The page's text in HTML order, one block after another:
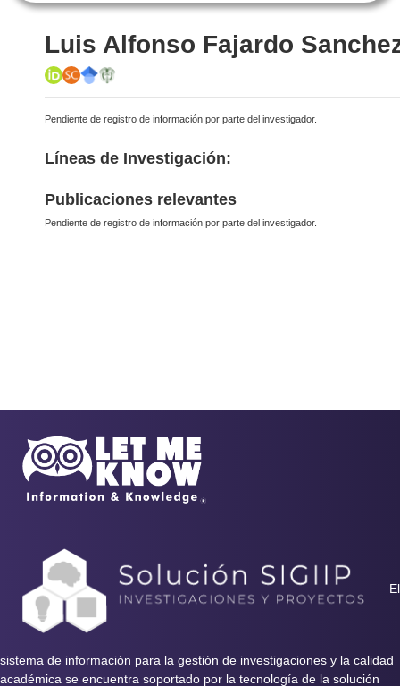
Luis Alfonso Fajardo
Pendiente de registro de información por parte del investigador.
Líneas de Investigación:
Publicaciones relevantes
Pendiente de registro de información por parte del investigador.
El
sistema de información para la gestión de investigaciones y la calidad
académica se encuentra soportado por la tecnología de la solución